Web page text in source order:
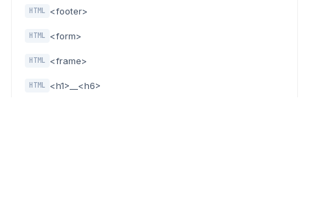
HTML <footer>
HTML <form>
HTML <frame>
HTML <h1>__<h6>